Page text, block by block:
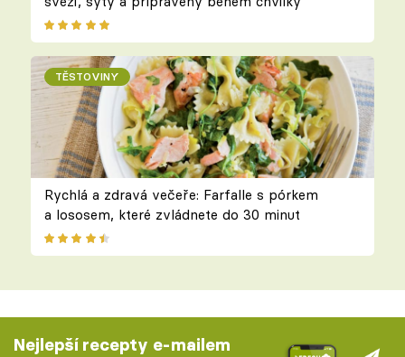
TĚSTOVINY
Rychlá a zdravá večeře: Farfalle s pórkem
a lososem, které zvládnete do 30 minut
Nejlepší recepty e-mailem